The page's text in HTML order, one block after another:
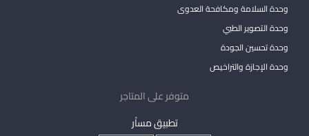
وحدة السلامة ومكافحة العدوى
وحدة التصوير الطبي
وحدة تحسين الجودة
وحدة الإجازة والتراخيص
متوفر على المتاجر
تطبيق مساْر